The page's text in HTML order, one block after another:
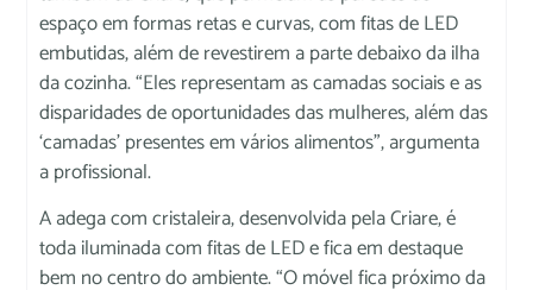
espaço em formas retas e curvas, com fitas de LED
embutidas, além de revestirem a parte debaixo da ilha
da cozinha. “Eles representam as camadas sociais e as
disparidades de oportunidades das mulheres, além das
‘camadas’ presentes em vários alimentos”, argumenta
a profissional.
A adega com cristaleira, desenvolvida pela Criare, é
toda iluminada com fitas de LED e fica em destaque
bem no centro do ambiente. “O móvel fica próximo da